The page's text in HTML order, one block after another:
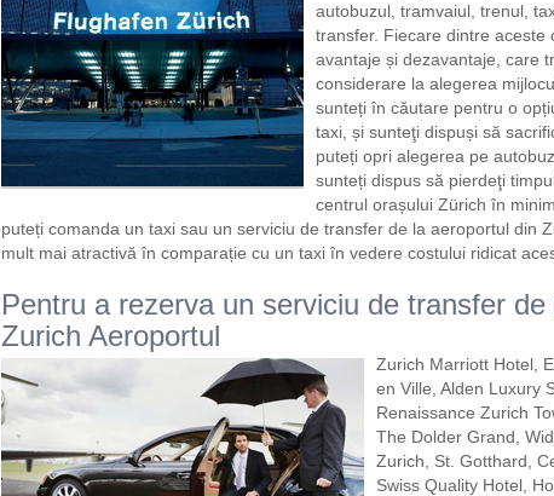
autobuzul, tramvaiul, trenul,
transfer. Fiecare dintre aceste
avantaje și dezavantaje, care
considerare la alegerea
sunteți în căutare pentru o
taxi, și sunteţi dispuși să
puteți opri alegerea pe
sunteți dispus să pierdeţi
centrul orașului Zürich în
puteți comanda un taxi sau un serviciu de transfer de la aeroportul din
mult mai atractivă în comparație cu un taxi în vedere costului ridicat
Pentru a rezerva un serviciu de transfer
Zurich Aeroportul
Zurich Marriott Hotel,
en Ville, Alden Luxury
Renaissance Zurich
The Dolder Grand,
Zurich, St. Gotthard,
Swiss Quality Hotel,